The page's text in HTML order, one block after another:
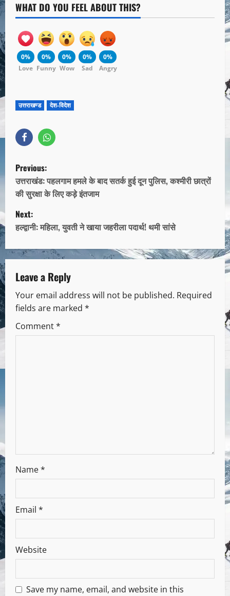
WHAT DO YOU FEEL ABOUT THIS?
0%
Love
0%
Funny
0%
Wow
0%
Sad
0%
Angry
उत्तराखण्ड देश-विदेश
Previous:
उत्तराखंड: पहलगाम हमले के बाद सतर्क हुई दून पुलिस, कश्मीरी छात्रों
की सुरक्षा के लिए कड़े इंतजाम
Next:
हल्द्वानी: महिला, युवती ने खाया जहरीला पदार्थ! थमी सांसे
Leave a Reply
Your email address will not be published. Required
fields are marked *
Comment*
Name*
Email *
Website
Save my name, email, and website in this